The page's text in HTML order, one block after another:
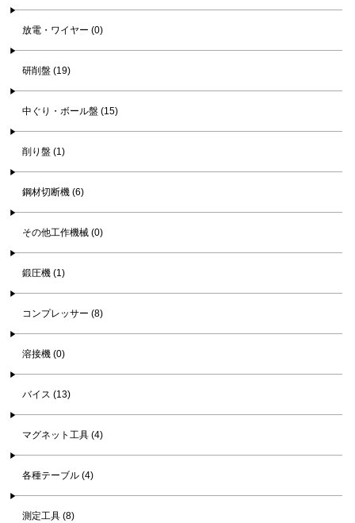
放電・ワイヤー (0)
研削盤 (19)
中ぐり・ボール盤 (15)
削り盤 (1)
鋼材切断機 (6)
その他工作機械 (0)
鍛圧機 (1)
コンプレッサー (8)
溶接機 (0)
バイス (13)
マグネット工具 (4)
各種テーブル (4)
測定工具 (8)